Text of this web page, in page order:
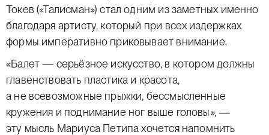
Токев («Талисман») стал одним из заметных именно
благодаря артисту, который при всех издержках
формы императивно приковывает внимание.
«Балет — серьёзное искусство, в котором должны
главенствовать пластика и красота,
а не всевозможные прыжки, бессмысленные
кружения и поднимание ног выше головы», —
эту мысль Мариуса Петипа хочется напомнить